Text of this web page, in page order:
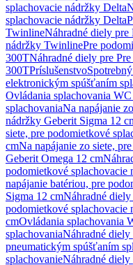
splachovacie nádržky Delta
splachovacie nádržky Delta
TwinlineNáhradné diely pre
nádržky TwinlinePre
300TNáhradné diely pre
300TPríslušenstvo
elektronickým spúšťaním
Ovládania splachovania
splachovaniaNa napájanie
nádržky Geberit Sigma 12
siete, pre podomietkové
cmNa napájanie zo siete,
Geberit Omega 12 cm
podomietkové splachovacie
napájanie batériou, pre
Sigma 12 cmNáhradné diely
podomietkové splachovacie
cmOvládania splachovania
splachovaniaNáhradné
pneumatickým spúšťaním
splachovanieNáhradné diely